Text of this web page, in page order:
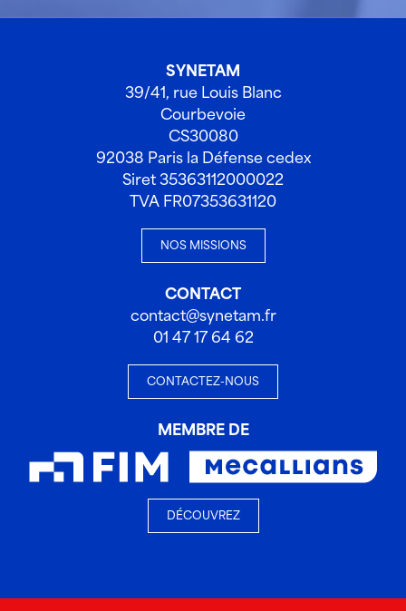
SYNETAM
39/41, rue Louis Blanc
Courbevoie
CS30080
92038 Paris la Défense cedex
Siret 35363112000022
TVA FR07353631120
NOS MISSIONS
CONTACT
contact@synetam.fr
01 47 17 64 62
CONTACTEZ-NOUS
MEMBRE DE
DÉCOUVREZ